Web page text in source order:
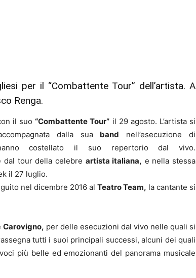
per il “Combattente Tour” dell’artista. A
Renga.
il suo“Combattente Tour” il 29 agosto. L’artista si
dalla sua band nell’esecuzione di
costellato il suo repertorio dal vivo.
tour della celebre artista italiana, e nella stessa
il 27 luglio.
nel dicembre 2016 al Teatro Team, la cantante si
Carovigno, per delle esecuzioni dal vivo nelle quali si
tutti i suoi principali successi, alcuni dei quali
più belle ed emozionanti del panorama musicale